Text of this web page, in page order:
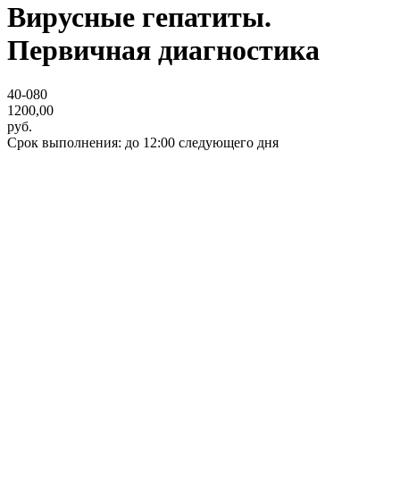
Вирусные гепатиты.
Первичная диагностика
40-080
1200,00
руб.
Срок выполнения: до 12:00 следующего дня